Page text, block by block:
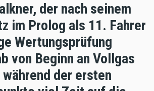
der nach seinem
im Prolog als 11. Fahrer
Wertungsprüfung
von Beginn an Vollgas
der ersten